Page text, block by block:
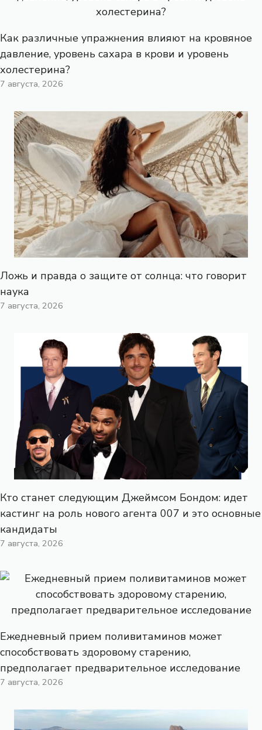
Как различные упражнения влияют на кровяное
давление, уровень сахара в крови и уровень
холестерина?
7 августа, 2026
Ложь и правда о защите от солнца: что говорит
наука
7 августа, 2026
Кто станет следующим Джеймсом Бондом: идет
кастинг на роль нового агента 007 и это основные
кандидаты
7 августа, 2026
Ежедневный прием поливитаминов может
способствовать здоровому старению,
предполагает предварительное исследование
7 августа, 2026